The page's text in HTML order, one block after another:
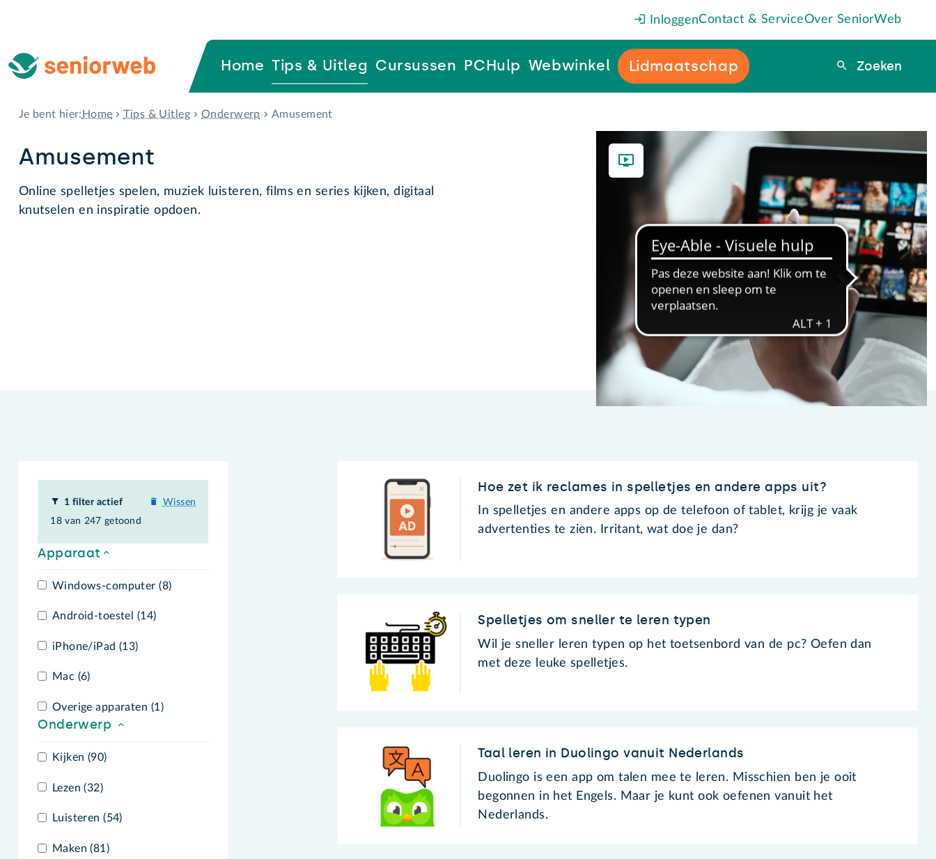
InloggenContact & ServiceOver SeniorWeb
Home Tips & Uitleg Cursussen PCHulp Webwinkel Lidmaatschap Zoeken
Zoeken
Je bent hier: Home Tips & Uitleg Onderwerp Amusement
Amusement
Online spelletjes spelen, muziek luisteren, films en series kijken, digitaal
knutselen en inspiratie opdoen.
1 filter actief
18 van 247 getoond
Wissen
Apparaat
Windows-computer (8)
Android-toestel (14)
iPhone/iPad (13)
Mac (6)
Overige apparaten (1)
Onderwerp
Kijken (90)
Lezen (32)
Luisteren (54)
Maken (81)
Hoe zet ik reclames in spelletjes en andere apps uit?
In spelletjes en andere apps op de telefoon of tablet, krijg je vaak
advertenties te zien. Irritant, wat doe je dan?
Spelletjes om sneller te leren typen
Wil je sneller leren typen op het toetsenbord van de pc? Oefen dan
met deze leuke spelletjes.
Taal leren in Duolingo vanuit Nederlands
Duolingo is een app om talen mee te leren. Misschien ben je ooit
begonnen in het Engels. Maar je kunt ook oefenen vanuit het
Nederlands.